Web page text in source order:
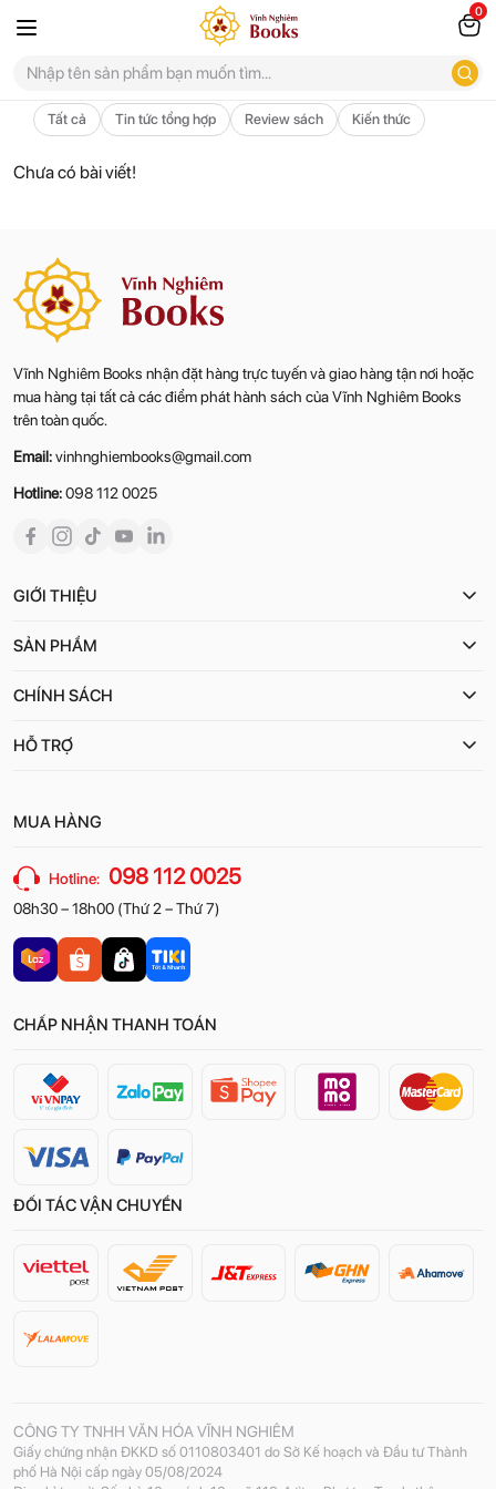
0
Tất cả Tin tức tổng hợp Review sách Kiến thức
Chưa có bài viết!
Vĩnh Nghiêm Books nhận đặt hàng trực tuyến và giao hàng tận nơi hoặc
mua hàng tại tất cả các điểm phát hành sách của Vĩnh Nghiêm Books
trên toàn quốc.
Email:vinhnghiembooks@gmail.com
Hotline:098 112 0025
GIỚI THIỆU
SẢN PHẨM
CHÍNH SÁCH
HỖ TRỢ
MUA HÀNG
Hotline: 098 112 0025
08h30 – 18h00 (Thứ 2 – Thứ 7)
CHẤP NHẬN THANH TOÁN
ĐỐI TÁC VẬN CHUYỂN
CÔNG TY TNHH VĂN HÓA VĨNH NGHIÊM
Giấy chứng nhận ĐKKD số 0110803401 do Sở Kế hoạch và Đầu tư Thành
phố Hà Nội cấp ngày 05/08/2024